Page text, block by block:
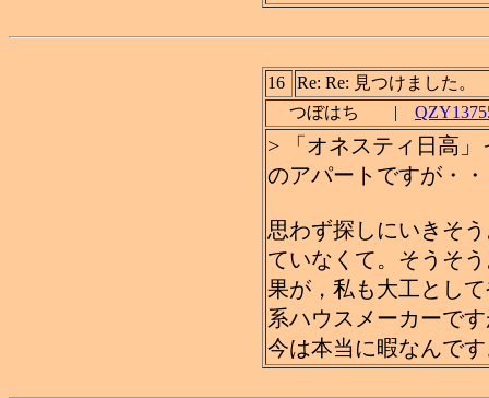
16
Re: Re: 見つけました。
つぼはち |
> 「オネスティ日高
のアパートですが・・
思わず探しにいきそ
ていなくて。そうそ
果が，私も大工とし
系ハウスメーカーで
今は本当に暇なんで